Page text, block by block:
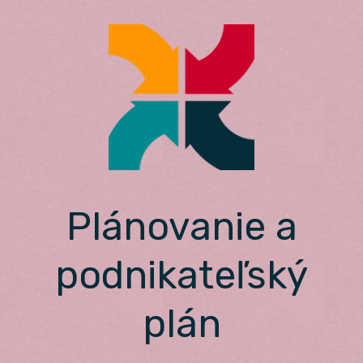
Plánovanie a
podnikateľský
plán